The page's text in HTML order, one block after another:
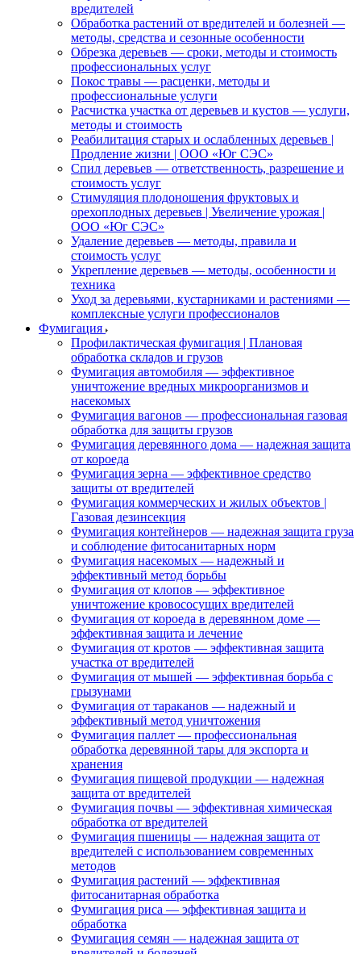
вредителей
Обработка растений от вредителей и болезней —
методы, средства и сезонные особенности
Обрезка деревьев — сроки, методы и стоимость
профессиональных услуг
Покос травы — расценки, методы и
профессиональные услуги
Расчистка участка от деревьев и кустов — услуги,
методы и стоимость
Реабилитация старых и ослабленных деревьев |
Продление жизни | ООО «Юг СЭС»
Спил деревьев — ответственность, разрешение и
стоимость услуг
Стимуляция плодоношения фруктовых и
орехоплодных деревьев | Увеличение урожая |
ООО «Юг СЭС»
Удаление деревьев — методы, правила и
стоимость услуг
Укрепление деревьев — методы, особенности и
техника
Уход за деревьями, кустарниками и растениями —
комплексные услуги профессионалов
Фумигация
Профилактическая фумигация | Плановая
обработка складов и грузов
Фумигация автомобиля — эффективное
уничтожение вредных микроорганизмов и
насекомых
Фумигация вагонов — профессиональная газовая
обработка для защиты грузов
Фумигация деревянного дома — надежная защита
от короеда
Фумигация зерна — эффективное средство
защиты от вредителей
Фумигация коммерческих и жилых объектов |
Газовая дезинсекция
Фумигация контейнеров — надежная защита груза
и соблюдение фитосанитарных норм
Фумигация насекомых — надежный и
эффективный метод борьбы
Фумигация от клопов — эффективное
уничтожение кровососущих вредителей
Фумигация от короеда в деревянном доме —
эффективная защита и лечение
Фумигация от кротов — эффективная защита
участка от вредителей
Фумигация от мышей — эффективная борьба с
грызунами
Фумигация от тараканов — надежный и
эффективный метод уничтожения
Фумигация паллет — профессиональная
обработка деревянной тары для экспорта и
хранения
Фумигация пищевой продукции — надежная
защита от вредителей
Фумигация почвы — эффективная химическая
обработка от вредителей
Фумигация пшеницы — надежная защита от
вредителей с использованием современных
методов
Фумигация растений — эффективная
фитосанитарная обработка
Фумигация риса — эффективная защита и
обработка
Фумигация семян — надежная защита от